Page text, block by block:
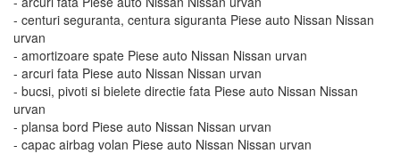
- centuri seguranta, centura siguranta Piese auto Nissan Nissan
urvan
- amortizoare spate Piese auto Nissan Nissan urvan
- arcuri fata Piese auto Nissan Nissan urvan
- bucsi, pivoti si bielete directie fata Piese auto Nissan Nissan
urvan
- plansa bord Piese auto Nissan Nissan urvan
- capac airbag volan Piese auto Nissan Nissan urvan